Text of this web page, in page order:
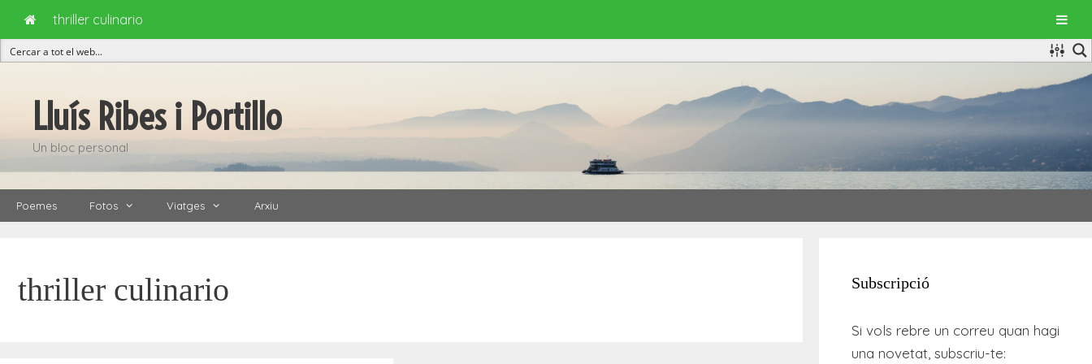
Lluís Ribes i Portillo
Un bloc personal
Poemes Fotos Viatges Arxiu
thriller culinario Subscripció
Si vols rebre un correu quan hagi
una novetat, subscriu-te:
thriller culinario